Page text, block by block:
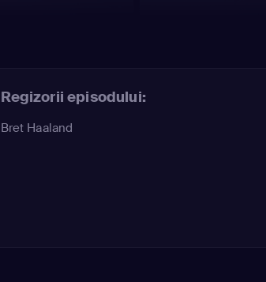
Regizorii episodului:
Bret Haaland